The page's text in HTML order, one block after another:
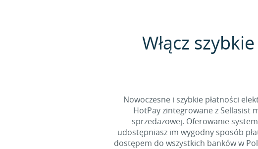
Włącz
Nowoczesne i szybkie płatności
HotPay zintegrowane z Sellasist
sprzedażowej. Oferowanie
udostępniasz im wygodny sposób
dostępem do wszystkich banków w